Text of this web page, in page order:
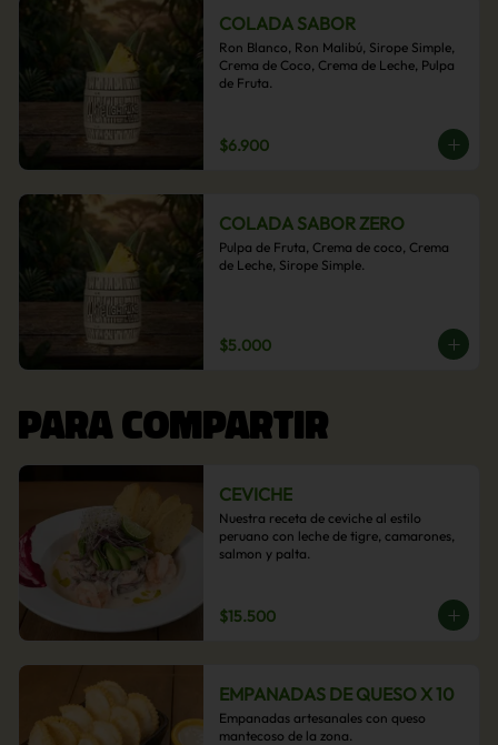
COLADA SABOR
Ron Blanco, Ron Malibú, Sirope Simple,
Crema de Coco, Crema de Leche, Pulpa
de Fruta.
$6.900
COLADA SABOR ZERO
Pulpa de Fruta, Crema de coco, Crema
de Leche, Sirope Simple.
$5.000
PARA COMPARTIR
CEVICHE
Nuestra receta de ceviche al estilo
peruano con leche de tigre, camarones,
salmon y palta.
$15.500
EMPANADAS DE QUESO X 10
Empanadas artesanales con queso
mantecoso de la zona.